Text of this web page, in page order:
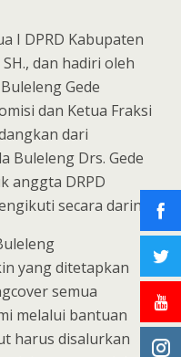
I DPRD Kabupaten
dan hadiri oleh
Gede
dan Ketua Fraksi
dari
Buleleng Drs. Gede
anggta DRPD
secara daring.
yang ditetapkan
semua
melalui bantuan
harus disalurkan